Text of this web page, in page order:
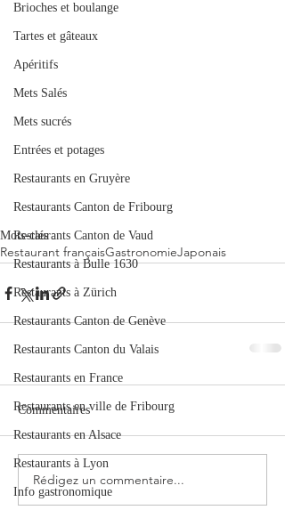
Brioches et boulange
Tartes et gâteaux
Apéritifs
Mets Salés
Mets sucrés
Entrées et potages
Restaurants en Gruyère
Restaurants Canton de Fribourg
Restaurants Canton de Vaud
Restaurants à Bulle 1630
Restaurants à Zürich
Restaurants Canton de Genève
Restaurants Canton du Valais
Restaurants en France
Restaurants en ville de Fribourg
Restaurants en Alsace
Restaurants à Lyon
Info gastronomique
Mots-clés :
Restaurant françaisGastronomieJaponais
Commentaires
Rédigez un commentaire...